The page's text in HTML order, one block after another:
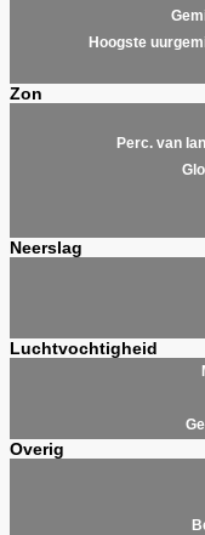
Hoogste
Zon
Perc. van
Neerslag
Luchtvochtigheid
Overig